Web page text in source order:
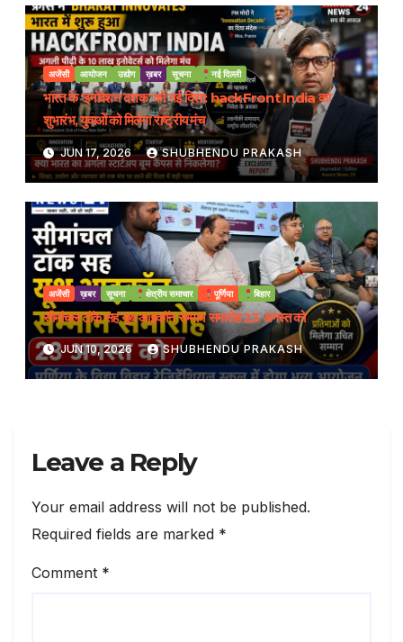
अजेंसी आयोजन उद्योग ख़बर सूचना नई दिल्ली
भारत के ‘इनोवेशन दशक’ को नई दिशा: hackFront India का
शुभारंभ, युवाओं को मिलेगा राष्ट्रीय मंच
JUN 17, 2026 SHUBHENDU PRAKASH
अजेंसी ख़बर सूचना क्षेत्रीय समाचार पूर्णिया बिहार
सीमांचल टॉक सह यूथ आइकॉन सम्मान समारोह 23 अगस्त को
JUN 10, 2026 SHUBHENDU PRAKASH
Leave a Reply
Your email address will not be published.
Required fields are marked *
Comment *